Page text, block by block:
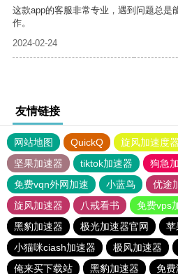
这款app的客服非常专业，遇到问题总是
作。
2024-02-24
友情链接
网站地图 QuickQ 旋风加速度器
坚果加速器
tiktok加速器
狗急
免费vqn外网加速
小蓝鸟 优途
旋风加速器
八戒看书
免费vps
黑豹加速器
极光加速器官网 苹
小猫咪ciash加速器
极风加速器
俺来买下载站
黑豹加速器 免费